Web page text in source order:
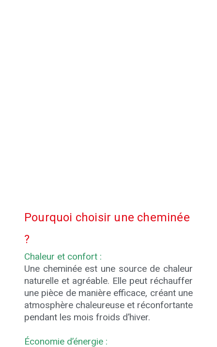
Pourquoi choisir une cheminée
?
Chaleur et confort :
Une cheminée est une source de chaleur
naturelle et agréable. Elle peut réchauffer
une pièce de manière efficace, créant une
atmosphère chaleureuse et réconfortante
pendant les mois froids d’hiver.
Économie d’énergie :